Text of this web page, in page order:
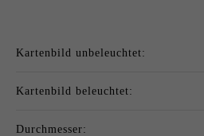
Kartenbild unbeleuchtet:
Kartenbild beleuchtet:
Durchmesser: